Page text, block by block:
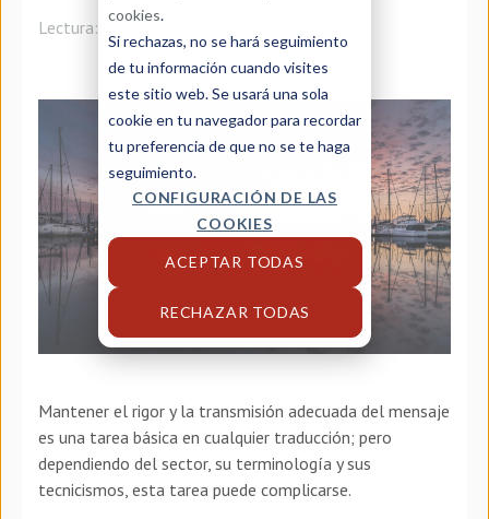
cookies.
Si rechazas, no se hará seguimiento
de tu información cuando visites
este sitio web. Se usará una sola
cookie en tu navegador para recordar
tu preferencia de que no se te haga
seguimiento.
CONFIGURACIÓN DE LAS
COOKIES
ACEPTAR TODAS
RECHAZAR TODAS
Lectura: 7 minutos
Mantener el rigor y la transmisión adecuada del mensaje
es una tarea básica en cualquier traducción; pero
dependiendo del sector, su terminología y sus
tecnicismos, esta tarea puede complicarse.